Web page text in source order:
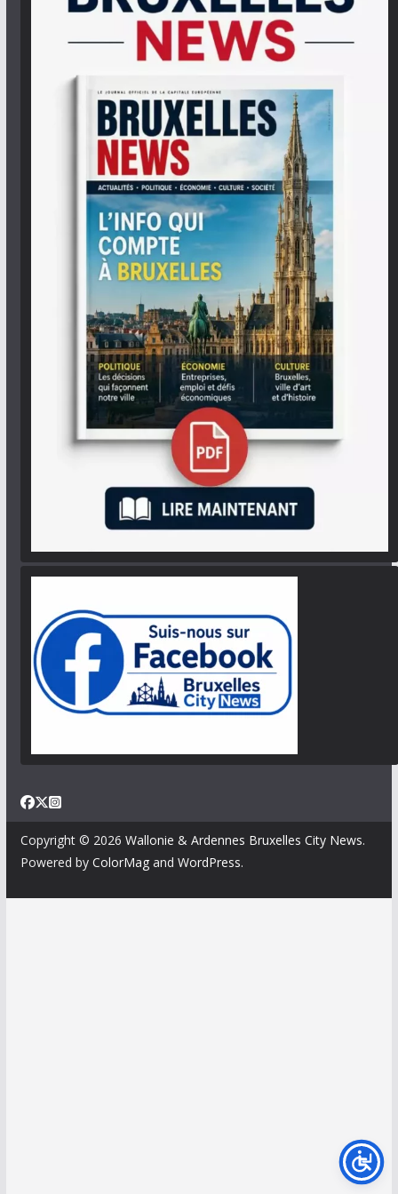
Copyright © 2026 Wallonie & Ardennes Bruxelles City News.
Powered by ColorMagand WordPress.